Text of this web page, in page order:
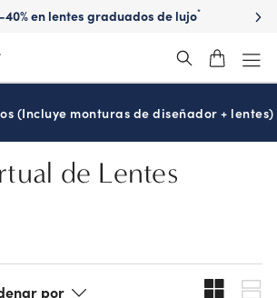
en lentes graduados de lujo*
(Incluye monturas de diseñador + lentes)
de Lentes
por